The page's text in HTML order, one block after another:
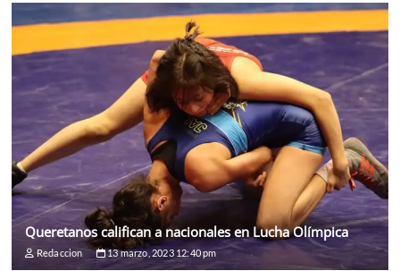
Queretanos califican a nacionales en Lucha Olímpica
Redaccion 13 marzo, 2023 12:40 pm